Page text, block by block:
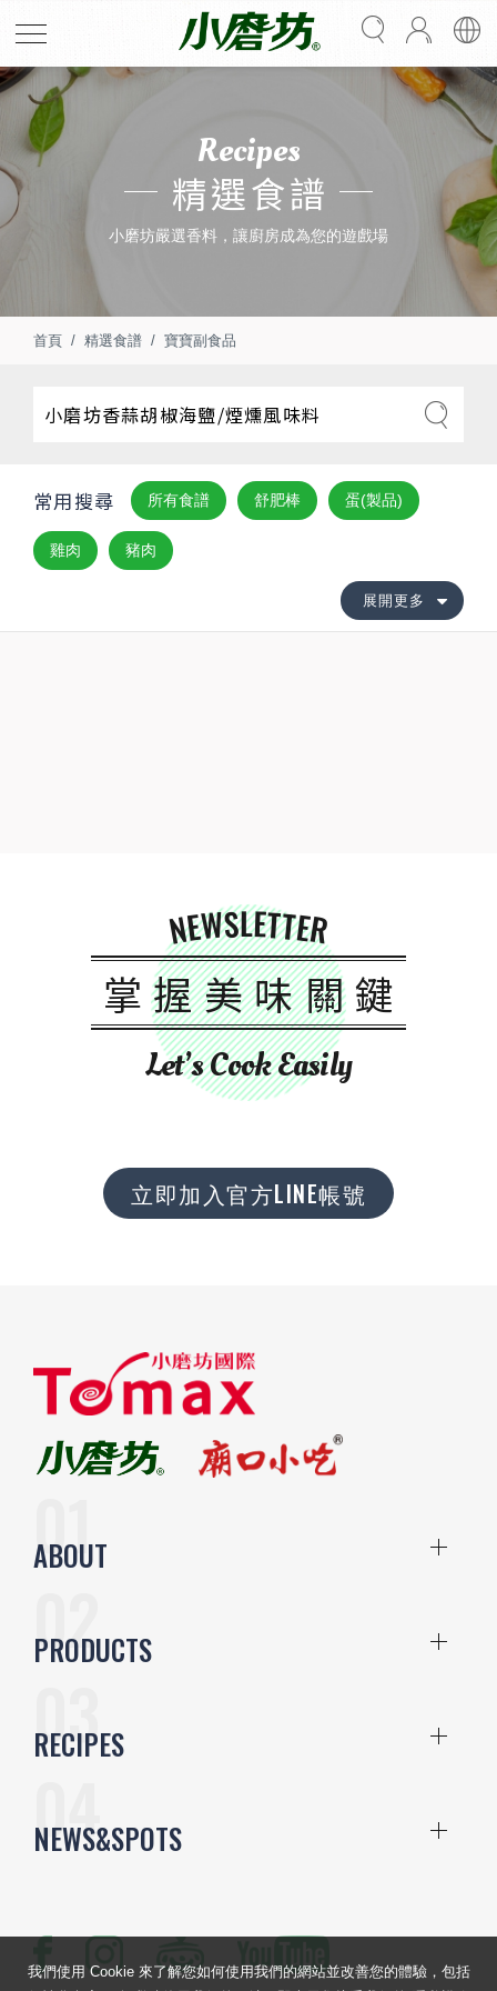
Recipes
精選食譜
小磨坊嚴選香料，讓廚房成為您的遊戲場
首頁 精選食譜 寶寶副食品
常用搜尋 所有食譜 舒肥棒 蛋(製品)
雞肉 豬肉
展開更多
NEWSLETTER
掌握美味關鍵
Let’s Cook Easily
立即加入官方LINE帳號
ABOUT
PRODUCTS
RECIPES
NEWS&SPOTS
我們使用 Cookie 來了解您如何使用我們的網站並改善您的體驗，包括